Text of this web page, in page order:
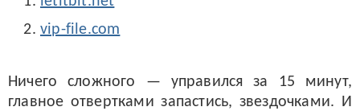
vip-file.com
Ничего сложного — управился за 15 минут,
главное отвертками запастись, звездочками. И